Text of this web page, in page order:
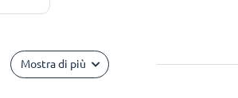
Mostra di più